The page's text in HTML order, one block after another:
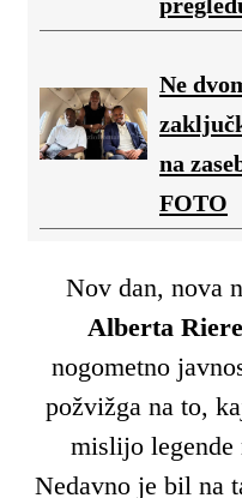
Ne
na
FOTO
Nov dan, nova
Alberta Riere
nogometno
požvižga na to,
mislijo legende
Nedavno je bil na